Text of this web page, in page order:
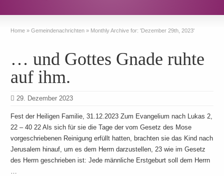
Home » Gemeindenachrichten » Monthly Archive for: 'Dezember 29th, 2023'
… und Gottes Gnade ruhte
auf ihm.
29. Dezember 2023
Fest der Heiligen Familie, 31.12.2023 Zum Evangelium nach Lukas 2,
22 – 40 22 Als sich für sie die Tage der vom Gesetz des Mose
vorgeschriebenen Reinigung erfüllt hatten, brachten sie das Kind nach
Jerusalem hinauf, um es dem Herrn darzustellen, 23 wie im Gesetz
des Herrn geschrieben ist: Jede männliche Erstgeburt soll dem Herrn
…